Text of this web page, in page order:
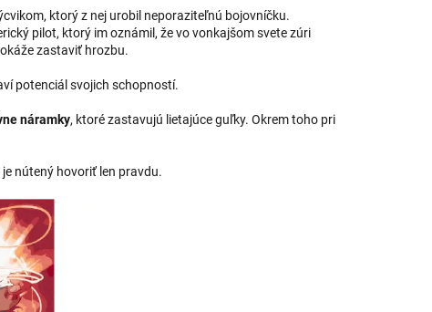
ktorý z nej urobil neporaziteľnú bojovníčku.
pilot, ktorý im oznámil, že vo vonkajšom svete zúri
zastaviť hrozbu.
potenciál svojich schopností.
náramky, ktoré zastavujú lietajúce guľky. Okrem toho pri
nútený hovoriť len pravdu.